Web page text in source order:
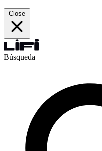
Close
Búsqueda